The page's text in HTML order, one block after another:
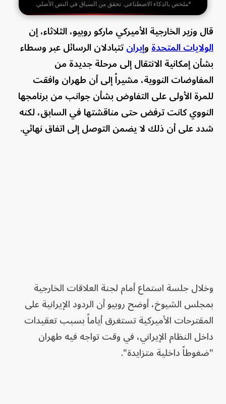
*ملخص بالذكاء الاصطناعي. تحقق من السياق في النص الأصلي.
قال وزير الخارجية الأميركي ماركو روبيو، الثلاثاء، إن
الولايات المتحدةوإيرانتتبادلان الرسائل عبر وسطاء
بشأن إمكانية الانتقال إلى مرحلة جديدة من
المفاوضات النووية، مشيراً إلى أن طهران وافقت
للمرة الأولى على التفاوض بشأن جوانب من برنامجها
النووي كانت ترفض حتى مناقشتها في السابق، لكنه
شدد على أن ذلك لا يضمن التوصل إلى اتفاق نهائي.
وخلال جلسة استماع أمام لجنة العلاقات الخارجية
بمجلس الشيوخ، أوضح روبيو أن الردود الإيرانية على
المقترحات الأميركية تستغرق أياماً بسبب تعقيدات
داخل النظام الإيراني، في وقت تواجه فيه طهران
"ضغوطاً داخلية متزايدة".